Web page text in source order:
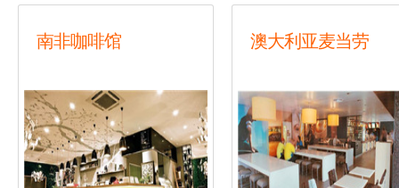
南非咖啡馆 澳大利亚麦当劳